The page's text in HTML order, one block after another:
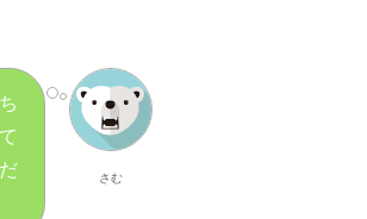
さむ